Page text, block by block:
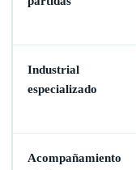
Industrial
especializado
Acompañamiento